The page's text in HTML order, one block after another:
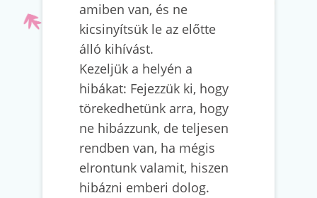
amiben van, és ne
kicsinyítsük le az előtte
álló kihívást.
Kezeljük a helyén a
hibákat: Fejezzük ki, hogy
törekedhetünk arra, hogy
ne hibázzunk, de teljesen
rendben van, ha mégis
elrontunk valamit, hiszen
hibázni emberi dolog.